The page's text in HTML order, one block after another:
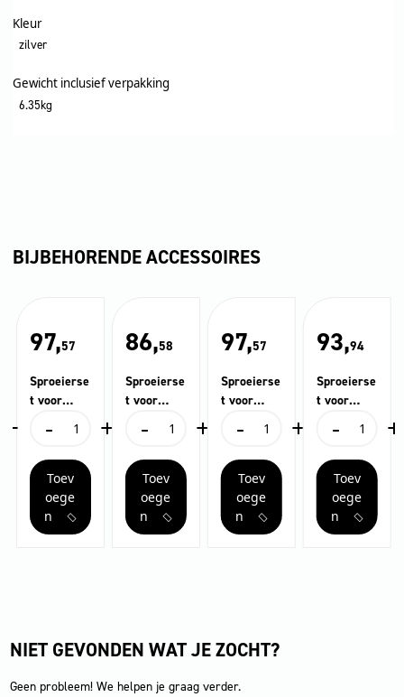
Kleur
zilver
Gewicht inclusief verpakking
6.35kg
BIJBEHORENDE ACCESSOIRES
97,57
Sproeierse
t voor
-
Sproeierset
FRV,
050
aantal
+
Toev
oege
n
86,58
Sproeierse
t voor
-
Sproeierset
FRV,
125
aantal
+
Toev
oege
n
97,57
Sproeierse
t voor
-
Sproeierset
FRV,
045
aantal
+
Toev
oege
n
93,94
Sproeierse
t voor
-
Sproeierset
FRV,
100
aantal
+
Toev
oege
n
+
NIET GEVONDEN WAT JE ZOCHT?
Geen probleem! We helpen je graag verder.